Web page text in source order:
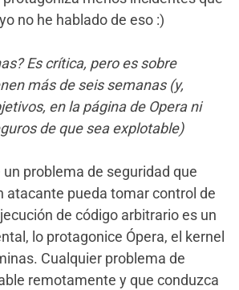
no he hablado de eso :)
Es crítica, pero es sobre
más de seis semanas (y,
en la página de Opera ni
de que sea explotable)
problema de seguridad que
atacante pueda tomar control de
de código arbitrario es un
lo protagonice Ópera, el kernel
Cualquier problema de
remotamente y que conduzca